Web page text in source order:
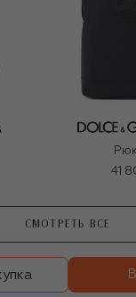
41
СМОТРЕТЬ ВСЕ